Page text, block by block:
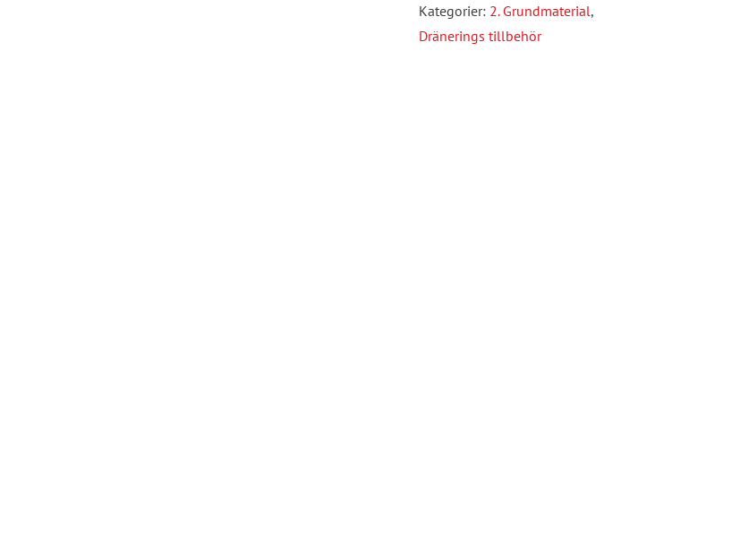
Kategorier: 2. Grundmaterial,
Dränerings tillbehör